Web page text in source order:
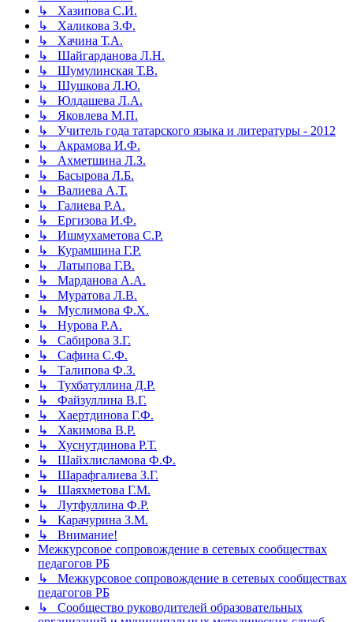
↳ Хазипова С.И.
↳ Халикова З.Ф.
↳ Хачина Т.А.
↳ Шайгарданова Л.Н.
↳ Шумулинская Т.В.
↳ Шушкова Л.Ю.
↳ Юлдашева Л.А.
↳ Яковлева М.П.
↳ Учитель года татарского языка и литературы - 2012
↳ Акрамова И.Ф.
↳ Ахметшина Л.З.
↳ Басырова Л.Б.
↳ Валиева А.Т.
↳ Галиева Р.А.
↳ Ергизова И.Ф.
↳ Ишмухаметова С.Р.
↳ Курамшина Г.Р.
↳ Латыпова Г.В.
↳ Марданова А.А.
↳ Муратова Л.В.
↳ Муслимова Ф.Х.
↳ Нурова Р.А.
↳ Сабирова З.Г.
↳ Сафина С.Ф.
↳ Талипова Ф.З.
↳ Тухбатуллина Д.Р.
↳ Файзуллина В.Г.
↳ Хаертдинова Г.Ф.
↳ Хакимова В.Р.
↳ Хуснутдинова Р.Т.
↳ Шайхлисламова Ф.Ф.
↳ Шарафгалиева З.Г.
↳ Шаяхметова Г.М.
↳ Лутфуллина Ф.Р.
↳ Карачурина З.М.
↳ Внимание!
Межкурсовое сопровождение в сетевых сообществах
педагогов РБ
↳ Межкурсовое сопровождение в сетевых сообществах
педагогов РБ
↳ Сообщество руководителей образовательных